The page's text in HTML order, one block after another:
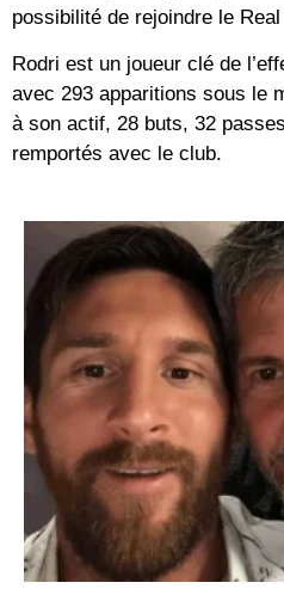
possibilité de rejoindre le
Rodri est un joueur clé de
avec 293 apparitions sous le
à son actif, 28 buts, 32
remportés avec le club.